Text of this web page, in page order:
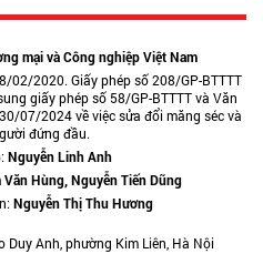
mại và Công nghiệp Việt Nam
02/2020. Giấy phép số 208/GP-BTTTT
giấy phép số 58/GP-BTTTT và Văn
07/2024 về việc sửa đổi măng séc và
đứng đầu.
Nguyễn Linh Anh
Văn Hùng, Nguyễn Tiến Dũng
Nguyễn Thị Thu Hương
Duy Anh, phường Kim Liên, Hà Nội